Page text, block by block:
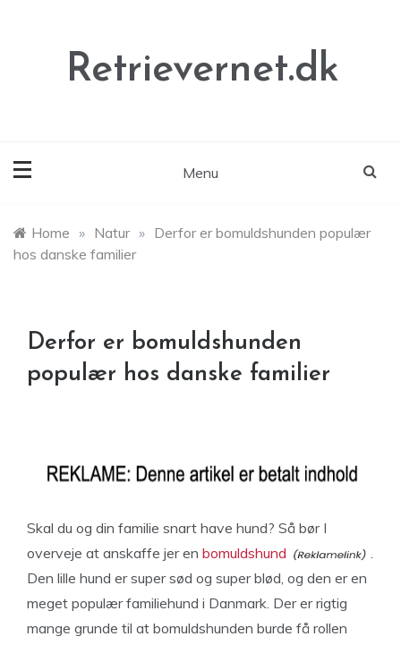
Retrievernet.dk
Menu
Home » Natur » Derfor er bomuldshunden populær
hos danske familier
Derfor er bomuldshunden
populær hos danske familier
Skal du og din familie snart have hund? Så bør I
overveje at anskaffe jer en bomuldshund
.
Den lille hund er super sød og super blød, og den er en
meget populær familiehund i Danmark. Der er rigtig
mange grunde til at bomuldshunden burde få rollen